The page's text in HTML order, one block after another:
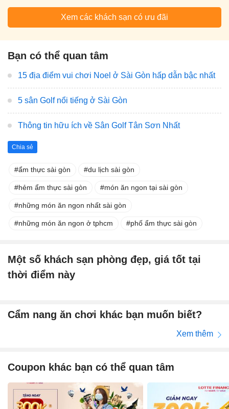
Xem các khách sạn có ưu đãi
Bạn có thể quan tâm
15 địa điểm vui chơi Noel ở Sài Gòn hấp dẫn bậc nhất
5 sân Golf nổi tiếng ở Sài Gòn
Thông tin hữu ích về Sân Golf Tân Sơn Nhất
Chia sẻ
ẩm thực sài gòn du lịch sài gòn
hẻm ẩm thực sài gòn món ăn ngon tại sài gòn
những món ăn ngon nhất sài gòn
những món ăn ngon ở tphcm phố ẩm thực sài gòn
Một số khách sạn phòng đẹp, giá tốt tại
thời điểm này
Cẩm nang ăn chơi khác bạn muốn biết?
Xem thêm
Coupon khác bạn có thể quan tâm